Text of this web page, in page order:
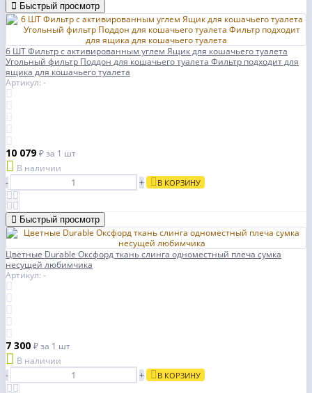
Быстрый просмотр
6 ШТ Фильтр с активированным углем Ящик для кошачьего туалета
Угольный фильтр Поддон для кошачьего туалета Фильтр подходит для
ящика для кошачьего туалета
Артикул: -
10 079₽за 1 шт
В наличии
-
+ В КОРЗИНУ
Быстрый просмотр
Цветные Durable Оксфорд ткань слинга одноместный плеча сумка
несущей любимчика
Артикул: -
7 300 ₽за 1 шт
В наличии
-
+ В КОРЗИНУ